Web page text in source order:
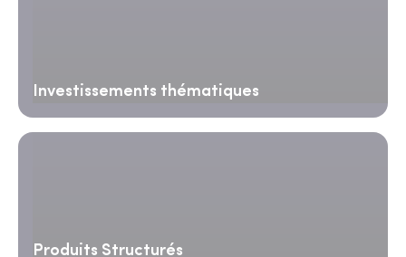
Investissements thématiques
Produits Structurés